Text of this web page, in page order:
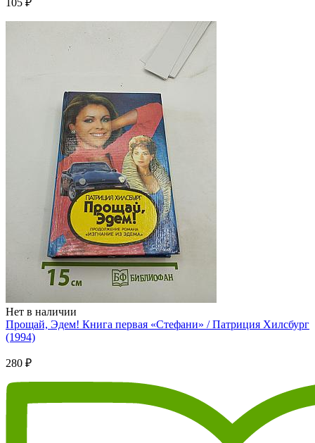
Нет в наличии
Прощай, Эдем! Книга первая «Стефани» / Патриция Хилсбург
(1994)
280 ₽